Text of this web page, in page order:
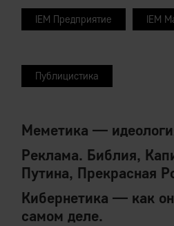
IEM Предприятие IEM
Публицистика
Меметика —
Реклама. Библия,
Путина, Прекрасная
Кибернетика — как
самом деле.